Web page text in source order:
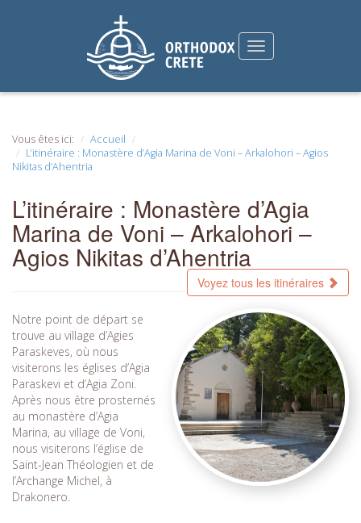
Vous êtes ici:
Accueil
L’itinéraire : Monastère d’Agia Marina de Voni – Arkalohori – Agios
Nikitas d’Ahentria
L’itinéraire : Monastère d’Agia
Marina de Voni – Arkalohori –
Agios Nikitas d’Ahentria
Voyez tous les itinéraires
Notre point de départ se
trouve au village d’Agies
Paraskeves, où nous
visiterons les églises d’Agia
Paraskevi et d’Agia Zoni.
Après nous être prosternés
au monastère d’Agia
Marina, au village de Voni,
nous visiterons l’église de
Saint-Jean Théologien et de
l’Archange Michel, à
Drakonero.